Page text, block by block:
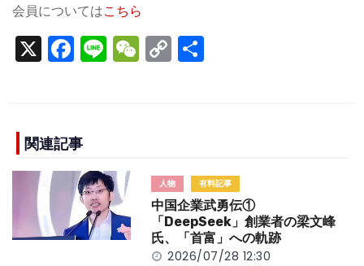
会員についてはこちら
X F
e
b
o
o
k
Li W C
n
k
関連記事
人物 有料記事
中国企業武勇伝①
「DeepSeek」創業者の梁文峰
氏、「首富」への軌跡
2026/07/28 12:30